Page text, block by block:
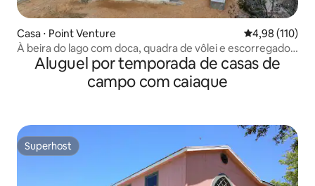
Casa ⋅ Point Venture 4,98 de uma
4,98 (110)
À beira do lago com doca, quadra de vôlei e escorregador
de 4 andares
Aluguel por temporada de casas de
campo com caiaque
Superhost
Superhost